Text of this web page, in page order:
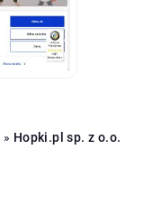
» Hopki.pl sp. z o.o.